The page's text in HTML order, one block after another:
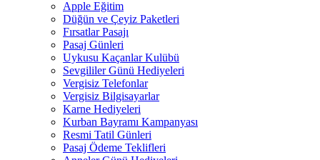
Apple Eğitim
Düğün ve Çeyiz Paketleri
Fırsatlar Pasajı
Pasaj Günleri
Uykusu Kaçanlar Kulübü
Sevgililer Günü Hediyeleri
Vergisiz Telefonlar
Vergisiz Bilgisayarlar
Karne Hediyeleri
Kurban Bayramı Kampanyası
Resmi Tatil Günleri
Pasaj Ödeme Teklifleri